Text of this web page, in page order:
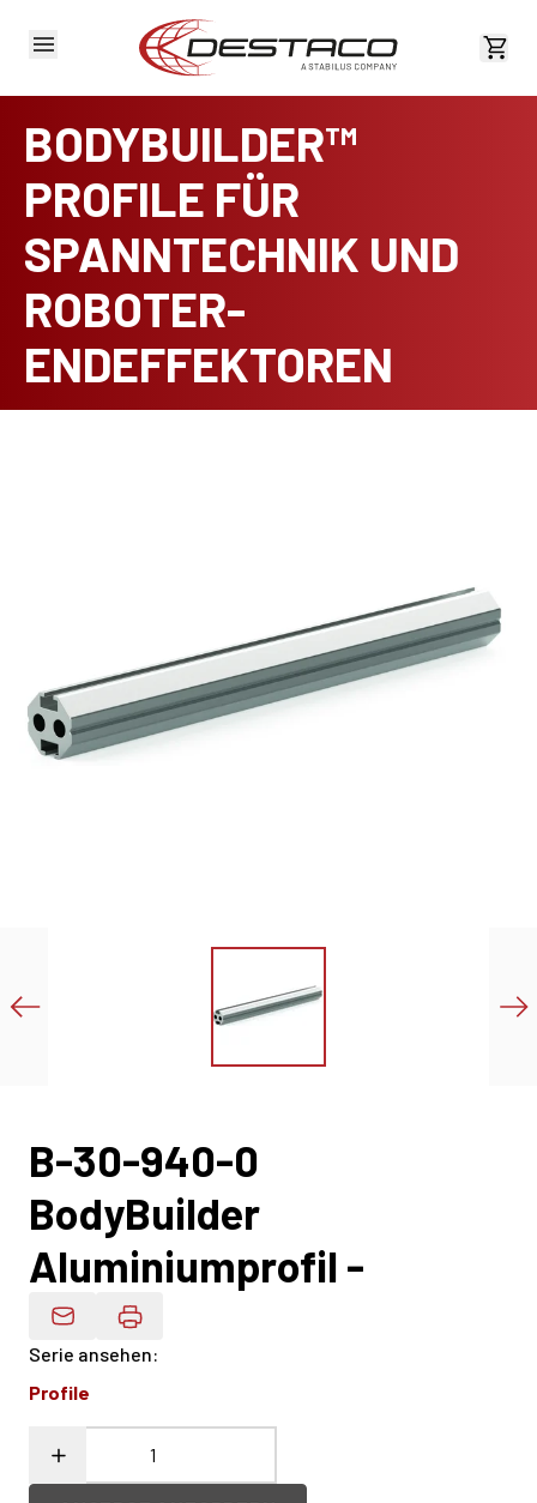
BODYBUILDER™
PROFILE FÜR
SPANNTECHNIK UND
ROBOTER-
ENDEFFEKTOREN
B-30-940-0
BodyBuilder
Aluminiumprofil -
Produktdaten Per E-Mail
Serie ansehen:
Profile